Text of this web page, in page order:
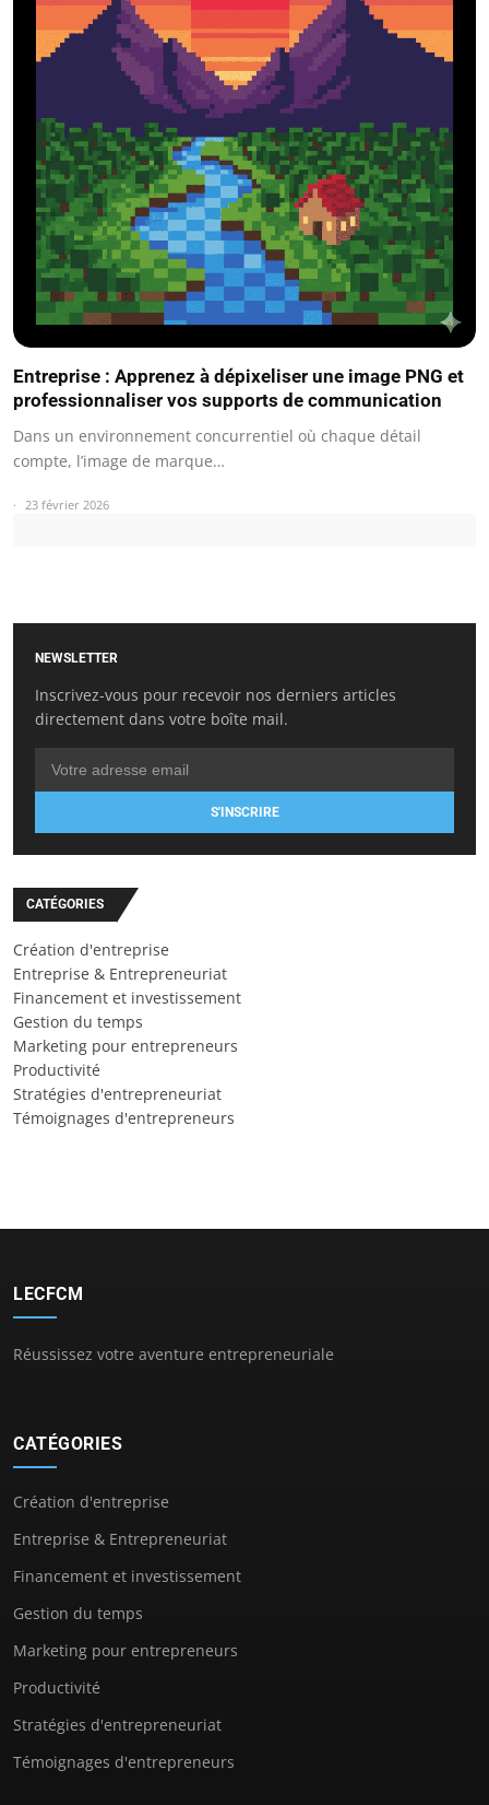
Entreprise : Apprenez à dépixeliser une image PNG et
professionnaliser vos supports de communication
Dans un environnement concurrentiel où chaque détail
compte, l’image de marque…
23 février 2026
NEWSLETTER
Inscrivez-vous pour recevoir nos derniers articles
directement dans votre boîte mail.
S'INSCRIRE
CATÉGORIES
Création d'entreprise
Entreprise & Entrepreneuriat
Financement et investissement
Gestion du temps
Marketing pour entrepreneurs
Productivité
Stratégies d'entrepreneuriat
Témoignages d'entrepreneurs
LECFCM
Réussissez votre aventure entrepreneuriale
CATÉGORIES
Création d'entreprise
Entreprise & Entrepreneuriat
Financement et investissement
Gestion du temps
Marketing pour entrepreneurs
Productivité
Stratégies d'entrepreneuriat
Témoignages d'entrepreneurs